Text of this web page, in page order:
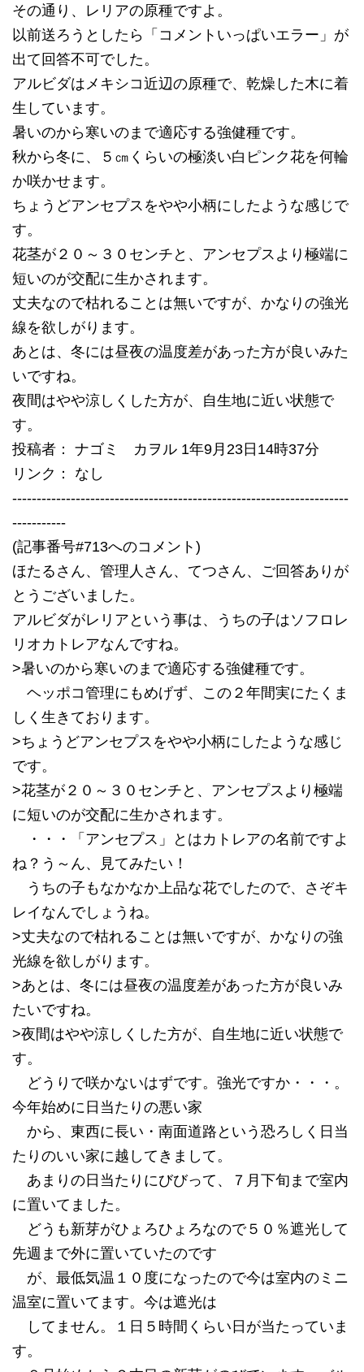
その通り、レリアの原種ですよ。
以前送ろうとしたら「コメントいっぱいエラー」が
出て回答不可でした。
アルビダはメキシコ近辺の原種で、乾燥した木に着
生しています。
暑いのから寒いのまで適応する強健種です。
秋から冬に、５㎝くらいの極淡い白ピンク花を何輪
か咲かせます。
ちょうどアンセプスをやや小柄にしたような感じで
す。
花茎が２０～３０センチと、アンセプスより極端に
短いのが交配に生かされます。
丈夫なので枯れることは無いですが、かなりの強光
線を欲しがります。
あとは、冬には昼夜の温度差があった方が良いみた
いですね。
夜間はやや涼しくした方が、自生地に近い状態で
す。
投稿者： ナゴミ カヲル 1年9月23日14時37分
リンク： なし
---------------------------------------------------------------------
-----------
(記事番号#713へのコメント)
ほたるさん、管理人さん、てつさん、ご回答ありが
とうございました。
アルビダがレリアという事は、うちの子はソフロレ
リオカトレアなんですね。
>暑いのから寒いのまで適応する強健種です。
ヘッポコ管理にもめげず、この２年間実にたくま
しく生きております。
>ちょうどアンセプスをやや小柄にしたような感じ
です。
>花茎が２０～３０センチと、アンセプスより極端
に短いのが交配に生かされます。
・・・「アンセプス」とはカトレアの名前ですよ
ね？う～ん、見てみたい！
うちの子もなかなか上品な花でしたので、さぞキ
レイなんでしょうね。
>丈夫なので枯れることは無いですが、かなりの強
光線を欲しがります。
>あとは、冬には昼夜の温度差があった方が良いみ
たいですね。
>夜間はやや涼しくした方が、自生地に近い状態で
す。
どうりで咲かないはずです。強光ですか・・・。
今年始めに日当たりの悪い家
から、東西に長い・南面道路という恐ろしく日当
たりのいい家に越してきまして。
あまりの日当たりにびびって、７月下旬まで室内
に置いてました。
どうも新芽がひょろひょろなので５０％遮光して
先週まで外に置いていたのです
が、最低気温１０度になったので今は室内のミニ
温室に置いてます。今は遮光は
してません。１日５時間くらい日が当たっていま
す。